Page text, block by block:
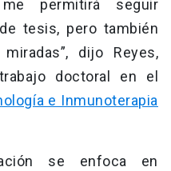
permitirá seguir
tesis, pero también
dijo Reyes,
doctoral en el
e Inmunoterapia
se enfoca en